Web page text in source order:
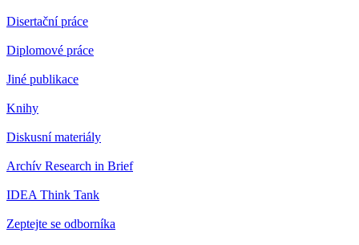
Disertační práce
Diplomové práce
Jiné publikace
Knihy
Diskusní materiály
Archív Research in Brief
IDEA Think Tank
Zeptejte se odborníka